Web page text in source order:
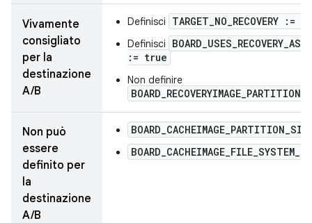
Vivamente
consigliato
per la
destinazione
A/B
Definisci TARGET_NO_RECOVERY :=
Definisci
:= true
Non definire
Non può
essere
definito per
la
destinazione
A/B